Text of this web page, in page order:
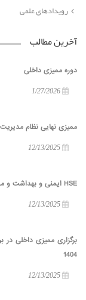
رویدادهای علمی
آخرین مطالب
دوره ممیزی داخلی
ممیزی نهایی نظام
HSE ایمنی و بهداشت و محیط زیست شرکت توزیع نیروی برق شیراز
1404